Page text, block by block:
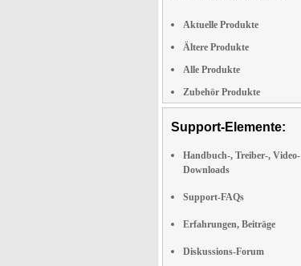
Aktuelle Produkte
Ältere Produkte
Alle Produkte
Zubehör Produkte
Support-Elemente:
Handbuch-, Treiber-, Video-
Downloads
Support-FAQs
Erfahrungen, Beiträge
Diskussions-Forum